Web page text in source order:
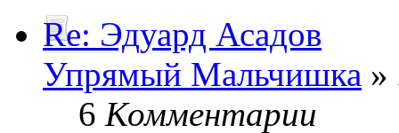
Re: Эдуард Асадов
Упрямый Мальчишка »
6 Комментарии